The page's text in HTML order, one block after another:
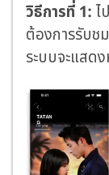
วิธีการที่ 1: ไ
ต้องการรับ
ระบบจะแสด